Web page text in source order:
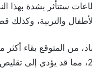
ستتأثر بشدة بهذا
والتربية، وكذلك